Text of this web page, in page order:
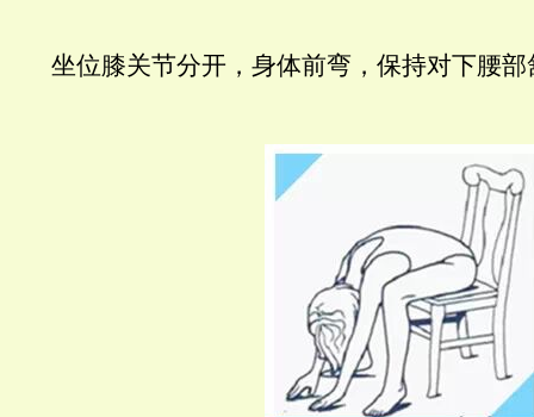
坐位膝关节分开，身体前弯，保持对下腰